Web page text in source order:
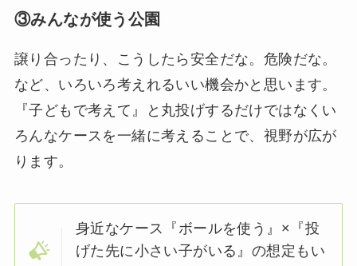
③みんなが使う公園
譲り合ったり、こうしたら安全だな。危険だな。
など、いろいろ考えれるいい機会かと思います。
『子どもで考えて』と丸投げするだけではなくい
ろんなケースを一緒に考えることで、視野が広が
ります。
身近なケース『ボールを使う』×『投
げた先に小さい子がいる』の想定もい